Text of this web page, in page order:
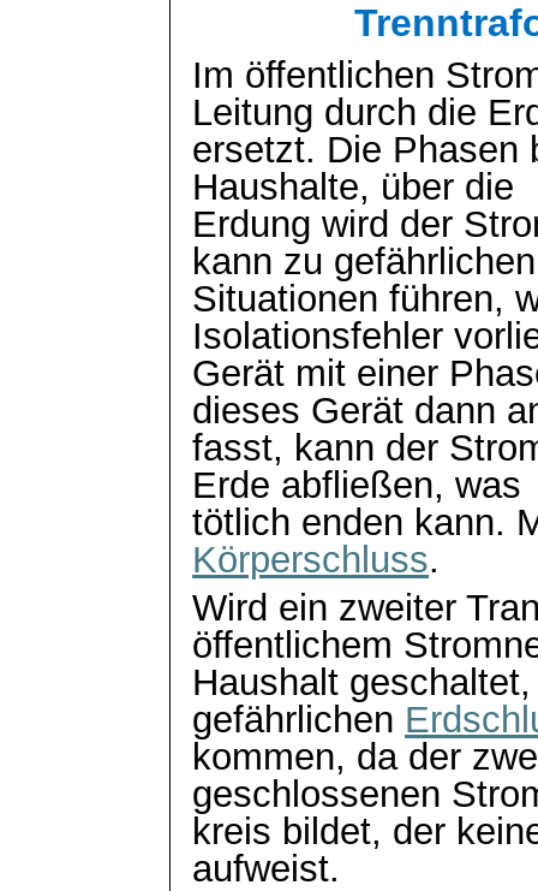
Im öffentlichen
Leitung durch die
ersetzt. Die Phasen
Haushalte, über die
Erdung wird der
kann zu gefährlichen
Situationen führen,
Isolationsfehler
Gerät mit einer
dieses Gerät dann
fasst, kann der
Erde abfließen, was
tötlich enden kann.
Körperschluss.
Wird ein zweiter
öffentlichem
Haushalt
gefährlichen
kommen, da der
geschlossenen
kreis bildet, der
aufweist.